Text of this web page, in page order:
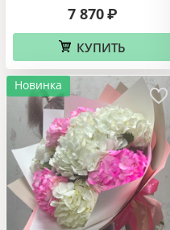
7 870 ₽
КУПИТЬ
Новинка